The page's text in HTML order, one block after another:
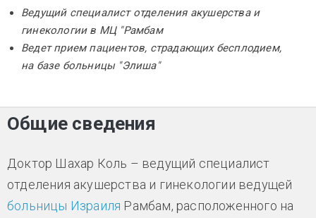
Ведущий специалист отделения акушерства и
гинекологии в МЦ "Рамбам
Ведет прием пациентов, страдающих бесплодием,
на базе больницы "Элиша"
Общие сведения
Доктор Шахар Коль – ведущий специалист
отделения акушерства и гинекологии ведущей
больницы Израиля Рамбам, расположенного на